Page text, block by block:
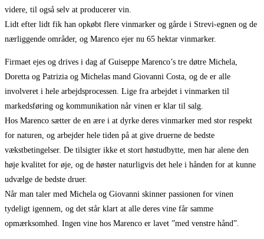
videre, til også selv at producerer vin.
Lidt efter lidt fik han opkøbt flere vinmarker og gårde i Strevi-egnen og de
nærliggende områder, og Marenco ejer nu 65 hektar vinmarker.
Firmaet ejes og drives i dag af Guiseppe Marenco’s tre døtre Michela,
Doretta og Patrizia og Michelas mand Giovanni Costa, og de er alle
involveret i hele arbejdsprocessen. Lige fra arbejdet i vinmarken til
markedsføring og kommunikation når vinen er klar til salg.
Hos Marenco sætter de en ære i at dyrke deres vinmarker med stor respekt
for naturen, og arbejder hele tiden på at give druerne de bedste
vækstbetingelser. De tilsigter ikke et stort høstudbytte, men har alene den
høje kvalitet for øje, og de høster naturligvis det hele i hånden for at kunne
udvælge de bedste druer.
Når man taler med Michela og Giovanni skinner passionen for vinen
tydeligt igennem, og det står klart at alle deres vine får samme
opmærksomhed. Ingen vine hos Marenco er lavet ”med venstre hånd”.